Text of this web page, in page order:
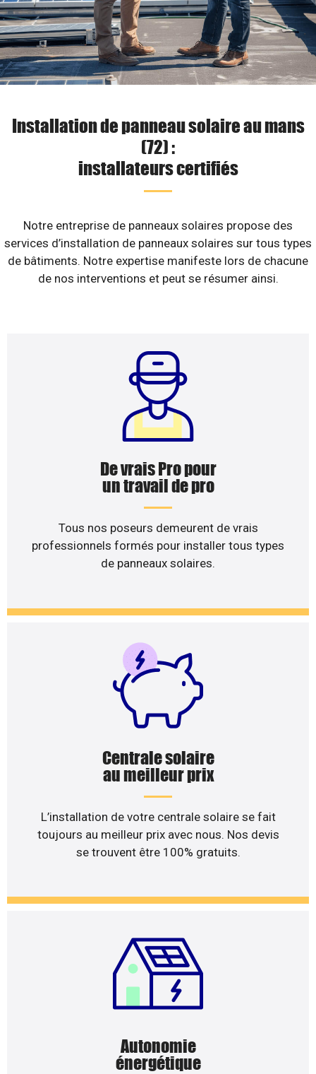
Installation de panneau solaire au mans
(72) :
installateurs certifiés
Notre entreprise de panneaux solaires propose des
services d’installation de panneaux solaires sur tous types
de bâtiments. Notre expertise manifeste lors de chacune
de nos interventions et peut se résumer ainsi.
De vrais Pro pour
un travail de pro
Tous nos poseurs demeurent de vrais
professionnels formés pour installer tous types
de panneaux solaires.
Centrale solaire
au meilleur prix
L’installation de votre centrale solaire se fait
toujours au meilleur prix avec nous. Nos devis
se trouvent être 100% gratuits.
Autonomie
énergétique